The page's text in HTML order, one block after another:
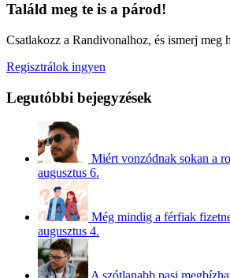
Találd meg te is a párod!
Csatlakozz a Randivonalhoz, és ismerj meg
Regisztrálok ingyen
Legutóbbi bejegyzések
Miért vonzódnak sokan a
augusztus 6.
Még mindig a férfiak
augusztus 4.
A szótlanabb pasi